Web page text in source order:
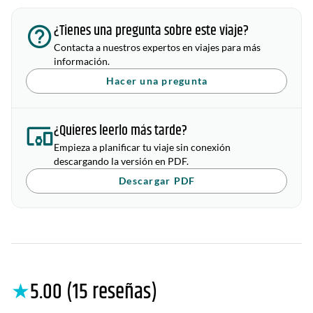
¿Tienes una pregunta sobre este viaje?
Contacta a nuestros expertos en viajes para más
información.
Hacer una pregunta
¿Quieres leerlo más tarde?
Empieza a planificar tu viaje sin conexión
descargando la versión en PDF.
Descargar PDF
★5.00 (15 reseñas)